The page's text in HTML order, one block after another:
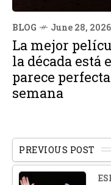
BLOG June 28, 2026
La mejor
la década está
parece
semana
PREVIOUS POST